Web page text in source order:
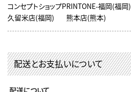
コンセプトショップPRINTONE-福岡(福岡)
久留米店(福岡)
熊本店(熊本)
配送とお支払いについて
配送について